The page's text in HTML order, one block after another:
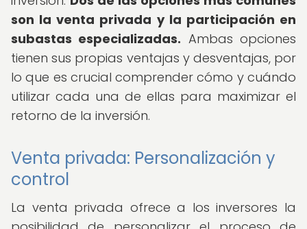
son la venta privada y la participación en
subastas especializadas. Ambas opciones
tienen sus propias ventajas y desventajas, por
lo que es crucial comprender cómo y cuándo
utilizar cada una de ellas para maximizar el
retorno de la inversión.
Venta privada: Personalización y
control
La venta privada ofrece a los inversores la